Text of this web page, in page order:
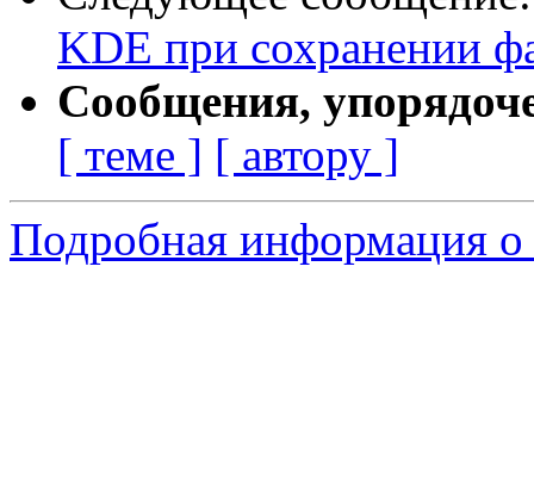
KDE при сохранении
Сообщения,
[ теме ] [ автору ]
Подробная информация о